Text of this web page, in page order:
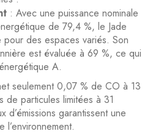
: Avec une puissance nominale
de 79,4 %, le Jade
des espaces variés. Son
est évaluée à 69 %, ce qui
A.
seulement 0,07 % de CO à 13
de particules limitées à 31
d’émissions garantissent une